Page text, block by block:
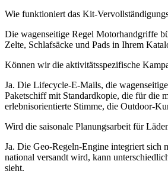
Wie funktioniert das Kit-
Die wagenseitige Regel Motorhandgriffe
Zelte, Schlafsäcke und Pads in Ihrem
Können wir die aktivitätsspezifische
Ja. Die Lifecycle-E-Mails, die
Paketschiff mit Standardkopie, die für die
erlebnisorientierte Stimme, die Outdoor-
Wird die saisonale Planungsarbeit für
Ja. Die Geo-Regeln-Engine integriert sich
national versandt wird, kann
sieht.